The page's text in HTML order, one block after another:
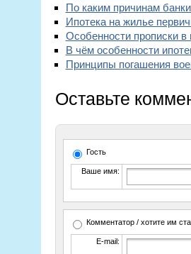
По каким причинам
Ипотека на жилье
Особенности прописки в
В чём особенности
Принципы погашения
Оставьте
Гость
Ваше имя:
Комментатор / хотите им
E-mail: